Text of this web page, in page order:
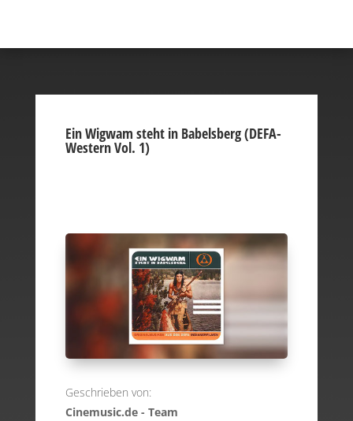
Ein Wigwam steht in Babelsberg (DEFA-
Western Vol. 1)
Geschrieben von:
Cinemusic.de - Team